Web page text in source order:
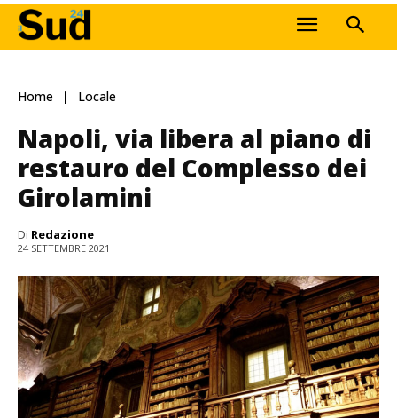
Home Locale
Napoli, via libera al piano di
restauro del Complesso dei
Girolamini
Di Redazione
24 SETTEMBRE 2021